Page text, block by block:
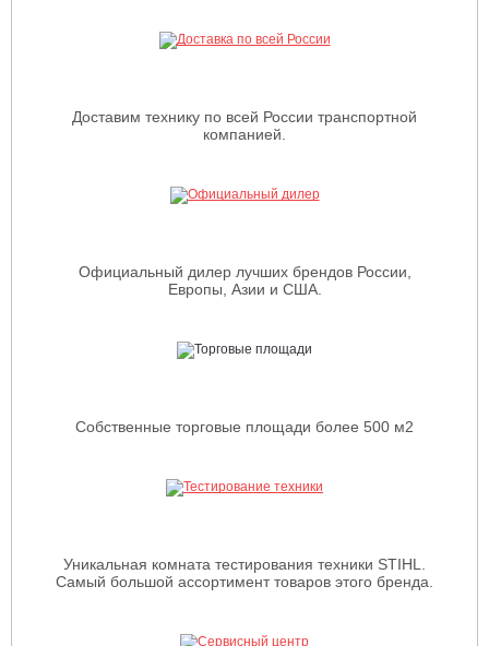
Доставим технику по всей России транспортной
компанией.
Официальный дилер лучших брендов России,
Европы, Азии и США.
Собственные торговые площади более 500 м2
Уникальная комната тестирования техники STIHL.
Самый большой ассортимент товаров этого бренда.